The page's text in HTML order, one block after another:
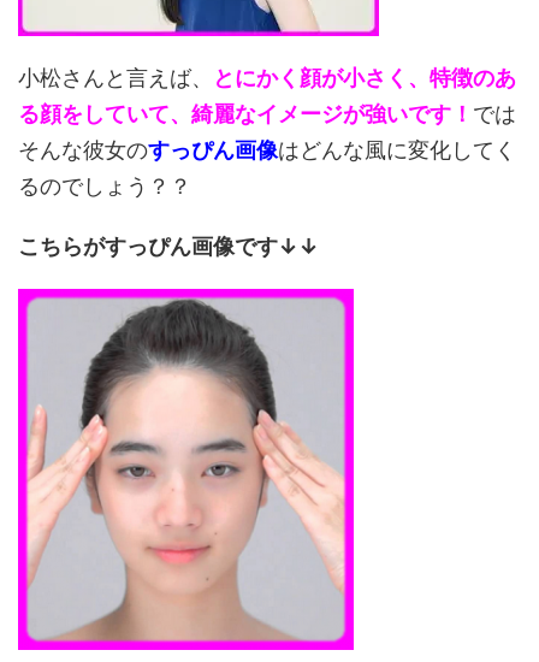
小松さんと言えば、
とにかく顔が小さく、特徴のあ
る顔をしていて、綺麗なイメージが強いです！ では
そんな彼女のすっぴん画像はどんな風に変化してく
るのでしょう？？
こちらがすっぴん画像です↓↓